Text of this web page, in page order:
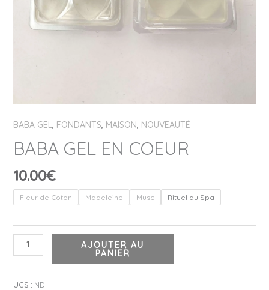
BABA GEL, FONDANTS, MAISON, NOUVEAUTÉ
BABA GEL EN COEUR
10.00€
Fleur de Coton Madeleine Musc Rituel du Spa
AJOUTER AU
PANIER
UGS : ND